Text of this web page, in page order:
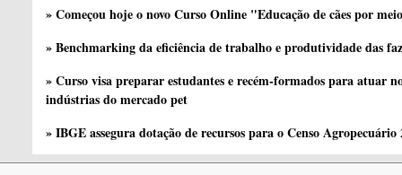
» Começou hoje o novo Curso Online "Educação de cães por
» Benchmarking da eficiência de trabalho e produtividade das
» Curso visa preparar estudantes e recém-formados para atuar
indústrias do mercado pet
» IBGE assegura dotação de recursos para o Censo Agropecuário